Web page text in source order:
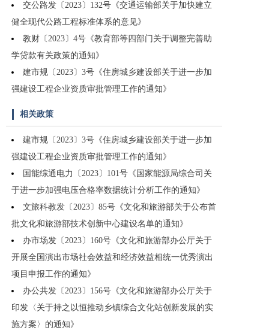
交公路发〔2023〕132号《交通运输部关于加快建立
健全现代公路工程标准体系的意见》
教财〔2023〕4号《教育部等四部门关于调整完善助
学贷款有关政策的通知》
建市规〔2023〕3号《住房城乡建设部关于进一步加
强建设工程企业资质审批管理工作的通知》
相关政策
建市规〔2023〕3号《住房城乡建设部关于进一步加
强建设工程企业资质审批管理工作的通知》
国能综通电力〔2023〕101号《国家能源局综合司关
于进一步加强电压合格率数据统计分析工作的通知》
文旅科教发〔2023〕85号《文化和旅游部关于公布首
批文化和旅游部技术创新中心建设名单的通知》
办市场发〔2023〕160号《文化和旅游部办公厅关于
开展全国演出市场社会效益和经济效益相统一优秀演出
项目申报工作的通知》
办公共发〔2023〕156号《文化和旅游部办公厅关于
印发〈关于持之以恒推动乡镇综合文化站创新发展的实
施方案〉的通知》